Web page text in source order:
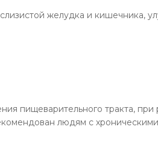
желудка и кишечника,
пищеварительного тракта,
людям с